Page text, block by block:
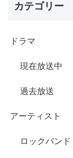
カテゴリー
ドラマ
現在放送中
過去放送
アーティスト
ロックバンド